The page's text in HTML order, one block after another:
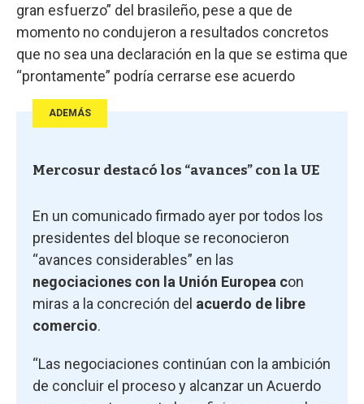
gran esfuerzo” del brasileño, pese a que de
momento no condujeron a resultados concretos
que no sea una declaración en la que se estima que
“prontamente” podría cerrarse ese acuerdo
ADEMÁS
Mercosur destacó los “avances” con la UE
En un comunicado firmado ayer por todos los
presidentes del bloque se reconocieron
“avances considerables” en las
negociaciones con la Unión Europea con
miras a la concreción del acuerdo de libre
comercio.
“Las negociaciones continúan con la ambición
de concluir el proceso y alcanzar un Acuerdo